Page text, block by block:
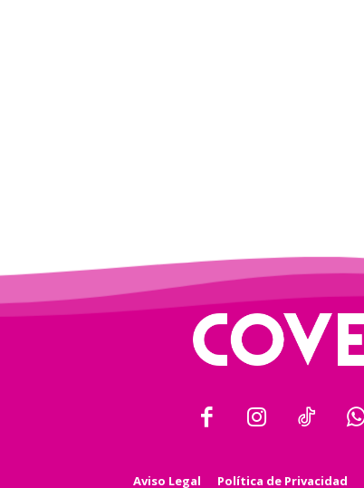
Aviso Legal Política de Privacidad